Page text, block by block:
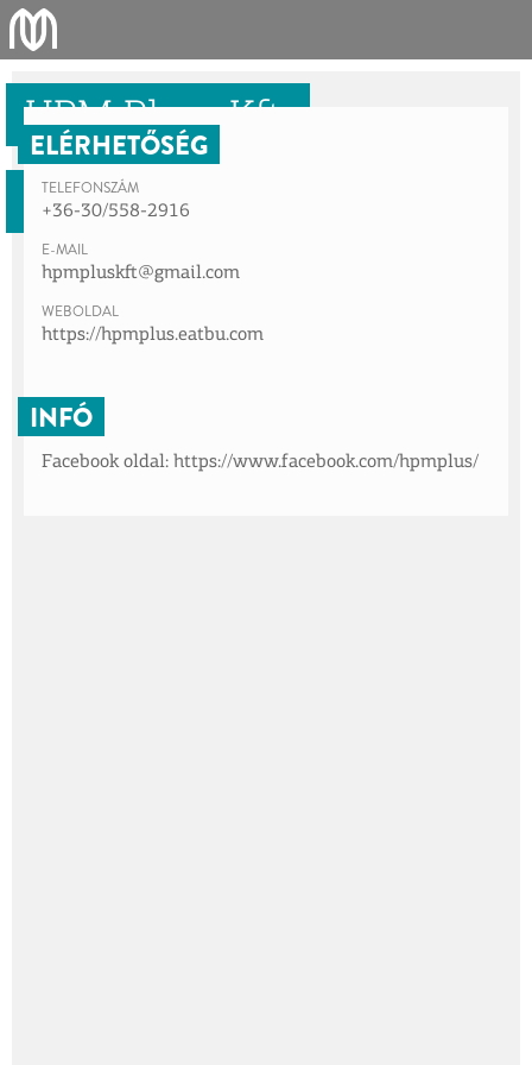
HPM Plusz Kft.
Közétkeztető
INFÓ
Facebook oldal: https://www.facebook.com/hpmplus/
ELÉRHETŐSÉG
TELEFONSZÁM
+36-30/558-2916
E-MAIL
hpmpluskft@gmail.com
WEBOLDAL
https://hpmplus.eatbu.com